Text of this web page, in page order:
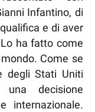
Infantino, di
e di aver
ha fatto come
Come se
degli Stati Uniti
una decisione
internazionale.